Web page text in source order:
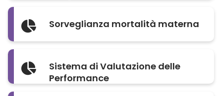
Sorveglianza mortalità materna
Sistema di Valutazione delle
Performance